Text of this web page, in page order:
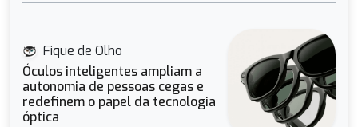
Fique de Olho
Óculos inteligentes ampliam a
autonomia de pessoas cegas e
redefinem o papel da tecnologia
óptica